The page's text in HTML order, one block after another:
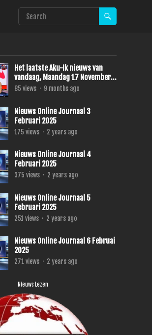
Het laatste Aku-Ik nieuws van
vandaag, Maandag 17 November
2025.
85 views · 9 months ago
Nieuws Online Journaal 3
Februari 2025
175 views · 2 years ago
Nieuws Online Journaal 4
Februari 2025
375 views · 2 years ago
Nieuws Online Journaal 5
Februari 2025
251 views · 2 years ago
Nieuws Online Journaal 6 Februai
2025
271 views · 2 years ago
Nieuws Lezen